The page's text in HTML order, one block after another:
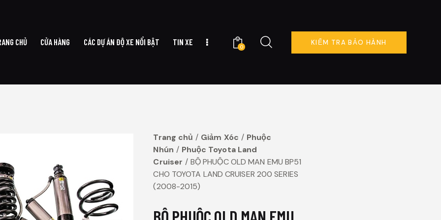
CHỦ CỬA HÀNG CÁC DỰ ÁN ĐỘ XE NỔI BẬT TIN XE
0
KIỂM TRA BẢO HÀNH
Trang chủ Giảm Xóc
Phuộc
Nhún
Phuộc Toyota Land
Cruiser
BỘ PHUỘC OLD MAN EMU BP51
CHO TOYOTA LAND CRUISER 200 SERIES
(2008-2015)